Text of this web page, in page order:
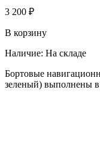
3 200 ₽
В корзину
Наличие: На складе
Бортовые
зеленый) выполнены в